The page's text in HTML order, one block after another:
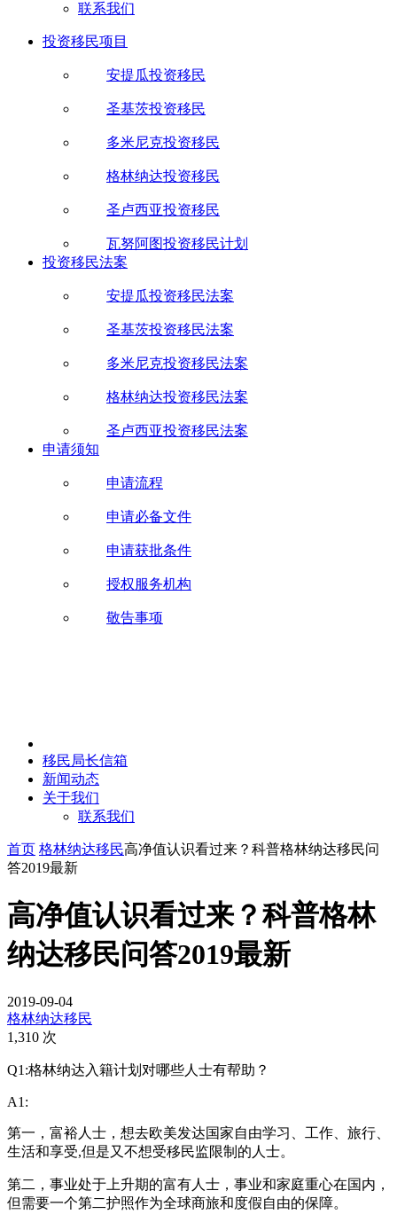
联系我们
投资移民项目
安提瓜投资移民
圣基茨投资移民
多米尼克投资移民
格林纳达投资移民
圣卢西亚投资移民
瓦努阿图投资移民计划
投资移民法案
安提瓜投资移民法案
圣基茨投资移民法案
多米尼克投资移民法案
格林纳达投资移民法案
圣卢西亚投资移民法案
申请须知
申请流程
申请必备文件
申请获批条件
授权服务机构
敬告事项
移民局长信箱
新闻动态
关于我们
联系我们
首页 格林纳达移民高净值认识看过来？科普格林纳达移民问
答2019最新
高净值认识看过来？科普格林
纳达移民问答2019最新
2019-09-04
格林纳达移民
1,310 次
Q1:格林纳达入籍计划对哪些人士有帮助？
A1:
第一，富裕人士，想去欧美发达国家自由学习、工作、旅行、
生活和享受,但是又不想受移民监限制的人士。
第二，事业处于上升期的富有人士，事业和家庭重心在国内，
但需要一个第二护照作为全球商旅和度假自由的保障。